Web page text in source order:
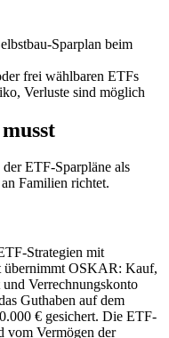
Sparplan beim
frei wählbaren ETFs
Verluste sind möglich
ETF-Sparpläne als
Familien richtet.
Strategien mit
übernimmt OSKAR: Kauf,
Verrechnungskonto
Guthaben auf dem
€ gesichert. Die ETF-
vom Vermögen der